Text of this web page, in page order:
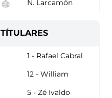
N. Larcamón
TÍTULARES
1 - Rafael Cabral
12 - William
5 - Zé Ivaldo